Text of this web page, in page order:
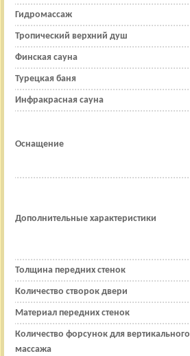
Гидромассаж
Тропический верхний душ
Финская сауна
Турецкая баня
Инфракрасная сауна
Оснащение
Дополнительные характеристики
Толщина передних стенок
Количество створок двери
Материал передних стенок
Количество форсунок для вертикального
массажа